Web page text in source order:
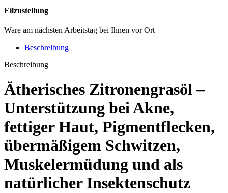
Eilzustellung
Ware am nächsten Arbeitstag bei Ihnen vor Ort
Beschreibung
Beschreibung
Ätherisches Zitronengrasöl –
Unterstützung beiAkne,
fettiger Haut, Pigmentflecken,
übermäßigem Schwitzen,
Muskelermüdung und als
natürlicher Insektenschutz